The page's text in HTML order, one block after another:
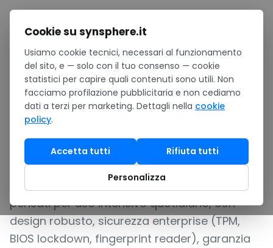
Salta al contenuto
Home / Hardware Computer & Surface Notebook business
NOTEBOOK BUSINESS LENOVO, DELL, HP PER IL PARCO
PC AZIENDALE
Notebook business
I notebook business sono il cavallo di
battaglia delle PMI italiane: PC aziendali
pensati per uso intensivo quotidiano, con
design robusto, sicurezza enterprise (TPM,
BIOS lockdown, fingerprint reader), garanzia
Cookie su synsphere.it
Usiamo cookie tecnici, necessari al funzionamento
del sito, e — solo con il tuo consenso — cookie
statistici per capire quali contenuti sono utili. Non
facciamo profilazione pubblicitaria e non cediamo
dati a terzi per marketing. Dettagli nella cookie
policy.
Accetta tutti Rifiuta tutti
Personalizza